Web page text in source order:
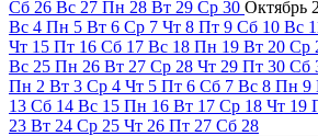
Сб 26 Вс 27 Пн 28 Вт 29 Ср 30 Октябрь
Вс 4 Пн 5 Вт 6 Ср 7 Чт 8 Пт 9 Сб 10 Вс
Чт 15 Пт 16 Сб 17 Вс 18 Пн 19 Вт 20 Ср
Вс 25 Пн 26 Вт 27 Ср 28 Чт 29 Пт 30 Сб
Пн 2 Вт 3 Ср 4 Чт 5 Пт 6 Сб 7 Вс 8 Пн 9
13 Сб 14 Вс 15 Пн 16 Вт 17 Ср 18 Чт 19
23 Вт 24 Ср 25 Чт 26 Пт 27 Сб 28